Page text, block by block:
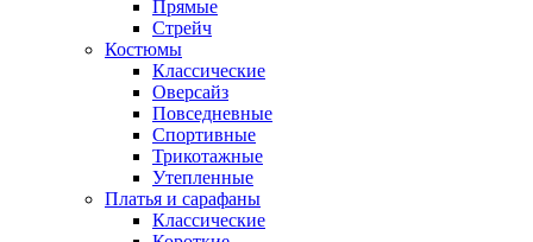
Прямые
Стрейч
Костюмы
Классические
Оверсайз
Повседневные
Спортивные
Трикотажные
Утепленные
Платья и сарафаны
Классические